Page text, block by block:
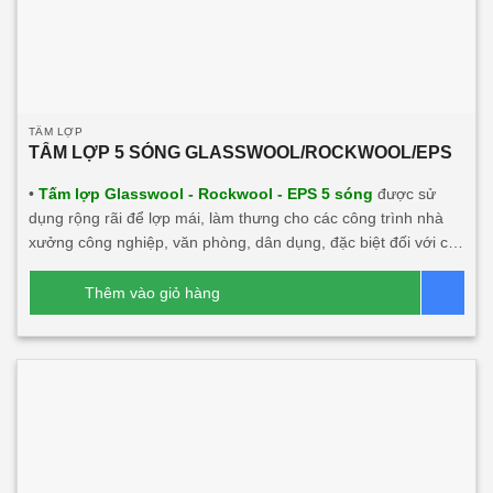
TẤM LỢP
TẤM LỢP 5 SÓNG GLASSWOOL/ROCKWOOL/EPS
• Tấm lợp Glasswool - Rockwool - EPS 5 sóng được sử
dụng rộng rãi để lợp mái, làm thưng cho các công trình nhà
xưởng công nghiệp, văn phòng, dân dụng, đặc biệt đối với các
cách nhiệt lớn, chống cháy. Sản phẩm này rất phù hợp với
mọi công trình.Dòng sản phẩm chính:
Tấm lợp Glasswool
5 sóng 3 lớp 2 mặt tôn Tấm lợp Rockwool 5 sóng 3 lớp 2
mặt tôn Tấm lợp EPS 5 sóng 3 lớp 2 mặt tôn
Thêm vào giỏ hàng